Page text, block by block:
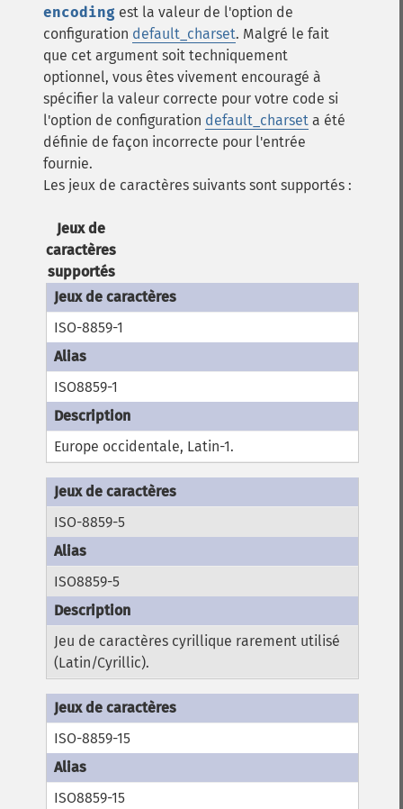
encoding est la valeur de l'option de
configuration default_charset. Malgré le fait
que cet argument soit techniquement
optionnel, vous êtes vivement encouragé à
spécifier la valeur correcte pour votre code si
l'option de configuration default_charset a été
définie de façon incorrecte pour l'entrée
fournie.
Les jeux de caractères suivants sont supportés :
Jeux de
caractères
supportés
ISO-8859-1
ISO8859-1
Europe occidentale, Latin-1.
ISO-8859-5
ISO8859-5
Jeu de caractères cyrillique rarement utilisé
(Latin/Cyrillic).
ISO-8859-15
ISO8859-15